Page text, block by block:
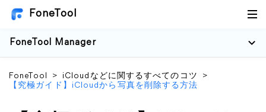
FoneTool
FoneTool Manager
FoneTool > iCloudなどに関するすべてのコツ
>
【究極ガイド】iCloudから写真を削除する方法